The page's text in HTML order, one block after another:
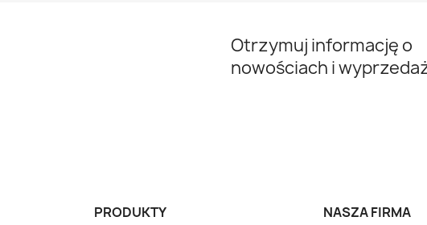
Otrzymuj informację o
nowościach i
PRODUKTY NASZA FIRMA